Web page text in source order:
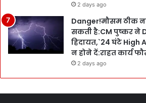
2 days ago
Danger!मौसम ठीक
सकती है:CM पुष्कर ने
हिदायत,`24 घंटे High
न होने दें:राहत कार्य
2 days ago